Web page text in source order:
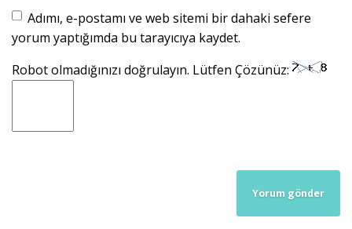
Adımı, e-postamı ve web sitemi bir dahaki sefere
yorum yaptığımda bu tarayıcıya kaydet.
Robot olmadığınızı doğrulayın. Lütfen Çözünüz: